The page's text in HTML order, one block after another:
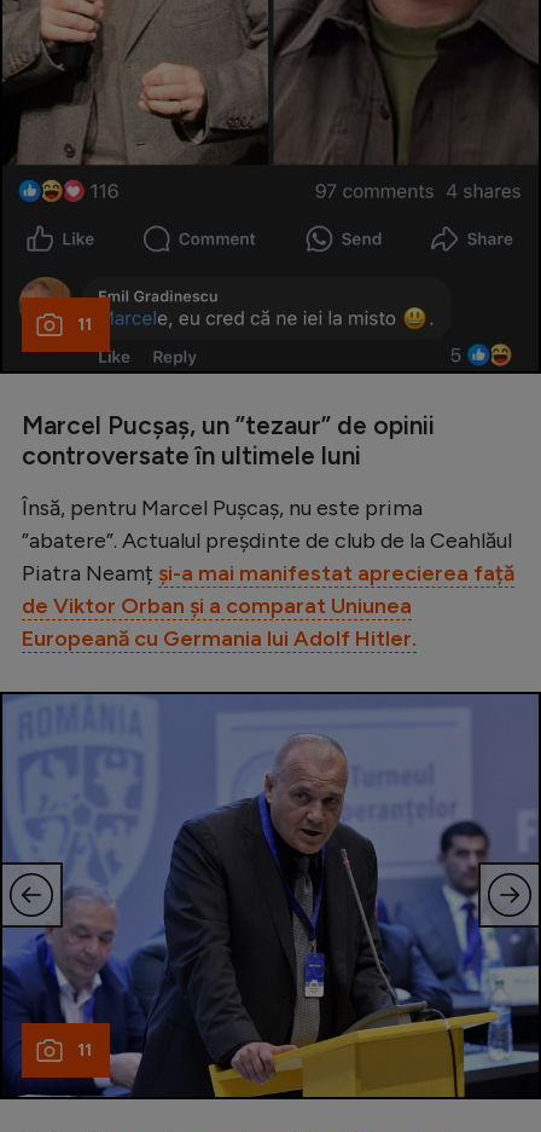
11
Marcel Pucșaș, un ”tezaur” de opinii
controversate în ultimele luni
Însă, pentru Marcel Pușcaș, nu este prima
”abatere”. Actualul preșdinte de club de la Ceahlăul
Piatra Neamț și-a mai manifestat aprecierea față
de Viktor Orban și a comparat Uniunea
Europeană cu Germania lui Adolf Hitler.
11